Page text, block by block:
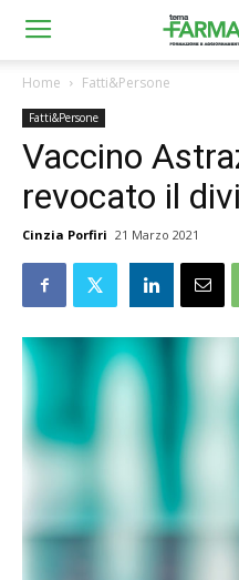
Home Fatti&Persone
Fatti&Persone
Vaccino
revocato il
Cinzia Porfiri 21 Marzo 2021